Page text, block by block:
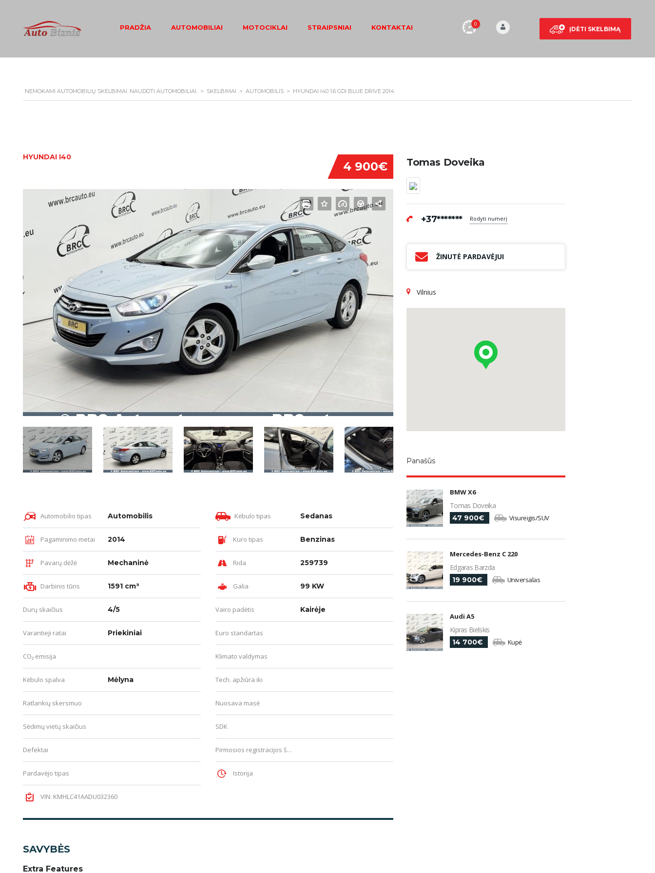
ĮDĖTI SKELBIMĄ
0
PRADŽIA AUTOMOBILIAI MOTOCIKLAI STRAIPSNIAI KONTAKTAI
NEMOKAMI AUTOMOBILIŲ SKELBIMAI. NAUDOTI AUTOMOBILIAI. > SKELBIMAI > AUTOMOBILIS > HYUNDAI I40 1.6 GDI BLUE DRIVE 2014
HYUNDAI I40
4 900€
Automobilio tipas Automobilis Kėbulo tipas Sedanas
Pagaminimo metai 2014 Kuro tipas Benzinas
Pavarų dėžė Mechaninė Rida 259739
Darbinis tūris 1591 cm³ Galia 99 KW
Durų skaičius 4/5 Vairo padėtis Kairėje
Varantieji ratai Priekiniai Euro standartas
CO₂ emisija Klimato valdymas
Kėbulo spalva Mėlyna Tech. apžiūra iki
Ratlankių skersmuo Nuosava masė
Sėdimų vietų skaičius SDK
Defektai Pirmosios registracijos šalis
Pardavėjo tipas Istorija
VIN: KMHLC41AADU032360
SAVYBĖS
Extra Features
Tomas Doveika
+37******* Rodyti numerį
ŽINUTĖ PARDAVĖJUI
Vilnius
Panašūs
BMW X6
Tomas Doveika
47 900€ Visureigis/SUV
Mercedes-Benz C 220
Edgaras Barzda
19 900€ Universalas
Audi A5
Kipras Bielskis
14 700€ Kupė